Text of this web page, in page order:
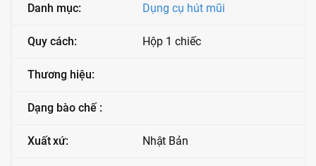
Danh mục: Dụng cụ hút mũi
Quy cách: Hộp 1 chiếc
Thương hiệu:
Dạng bào chế :
Xuất xứ: Nhật Bản